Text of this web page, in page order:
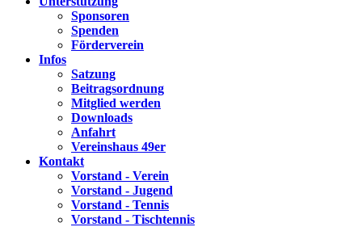
Sponsoren
Spenden
Förderverein
Infos
Satzung
Beitragsordnung
Mitglied werden
Downloads
Anfahrt
Vereinshaus 49er
Kontakt
Vorstand - Verein
Vorstand - Jugend
Vorstand - Tennis
Vorstand - Tischtennis